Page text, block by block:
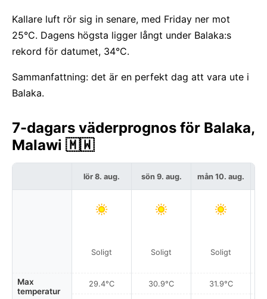
Kallare luft rör sig in senare, med Friday ner mot
25°C. Dagens högsta ligger långt under Balaka:s
rekord för datumet, 34°C.
Sammanfattning: det är en perfekt dag att vara ute i
Balaka.
7-dagars väderprognos för Balaka,
Malawi 🇲🇼
Max
temperatur
lör 8. aug.
Soligt
29.4°C
sön 9. aug.
Soligt
30.9°C
mån 10. aug.
Soligt
31.9°C